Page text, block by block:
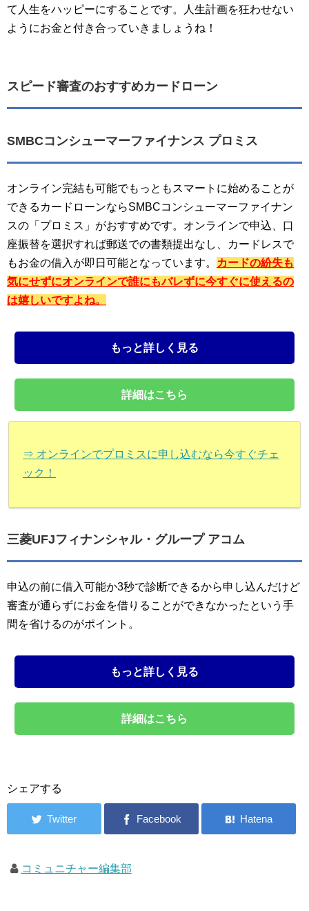
て人生をハッピーにすることです。人生計画を狂わせない
ようにお金と付き合っていきましょうね！
スピード審査のおすすめカードローン
SMBCコンシューマーファイナンス プロミス
オンライン完結も可能でもっともスマートに始めることが
できるカードローンならSMBCコンシューマーファイナン
スの「プロミス」がおすすめです。オンラインで申込、口
座振替を選択すれば郵送での書類提出なし、カードレスで
もお金の借入が即日可能となっています。
カードの紛失も
気にせずにオンラインで誰にもバレずに今すぐに使えるの
は嬉しいですよね。
もっと詳しく見る
詳細はこちら
⇒ オンラインでプロミスに申し込むなら今すぐチェ
ック！
三菱UFJフィナンシャル・グループ アコム
申込の前に借入可能か3秒で診断できるから申し込んだけど
審査が通らずにお金を借りることができなかったという手
間を省けるのがポイント。
もっと詳しく見る
詳細はこちら
シェアする
コミュニチャー編集部